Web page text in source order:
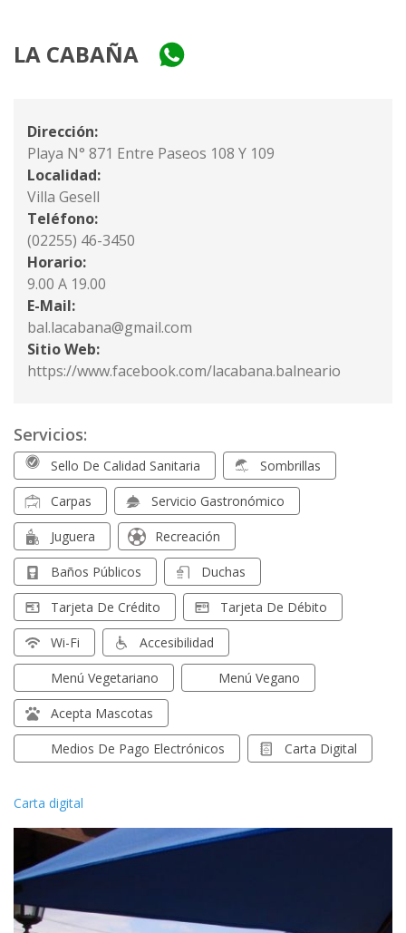
LA CABAÑA
Dirección:
Playa N° 871 Entre Paseos 108 Y 109
Localidad:
Villa Gesell
Teléfono:
(02255) 46-3450
Horario:
9.00 A 19.00
E-Mail:
bal.lacabana@gmail.com
Sitio Web:
https://www.facebook.com/lacabana.balneario
Servicios:
Sello De Calidad Sanitaria Sombrillas
Carpas Servicio Gastronómico
Juguera Recreación
Baños Públicos Duchas
Tarjeta De Crédito Tarjeta De Débito
Wi-Fi Accesibilidad
Menú Vegetariano Menú Vegano
Acepta Mascotas
Medios De Pago Electrónicos Carta Digital
Carta digital